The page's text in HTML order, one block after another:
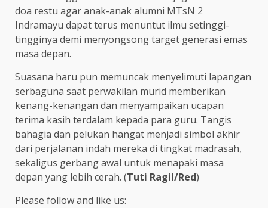
doa restu agar anak-anak alumni MTsN 2
Indramayu dapat terus menuntut ilmu setinggi-
tingginya demi menyongsong target generasi emas
masa depan.
Suasana haru pun memuncak menyelimuti lapangan
serbaguna saat perwakilan murid memberikan
kenang-kenangan dan menyampaikan ucapan
terima kasih terdalam kepada para guru. Tangis
bahagia dan pelukan hangat menjadi simbol akhir
dari perjalanan indah mereka di tingkat madrasah,
sekaligus gerbang awal untuk menapaki masa
depan yang lebih cerah. (Tuti Ragil/Red)
Please follow and like us: